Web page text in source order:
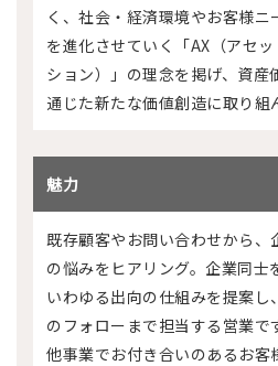
く、社会・経済環境やお客様
を進化させていく「AX（アセ
ション）」の理念を掲げ、資産
通じた新たな価値創造に取り組
魅力
既存顧客やお問い合わせから、
の悩みをヒアリング。企業同士
いわゆる出向の仕組みを提案し
のフォローまで担当する営業で
他事業でお付き合いのあるお客